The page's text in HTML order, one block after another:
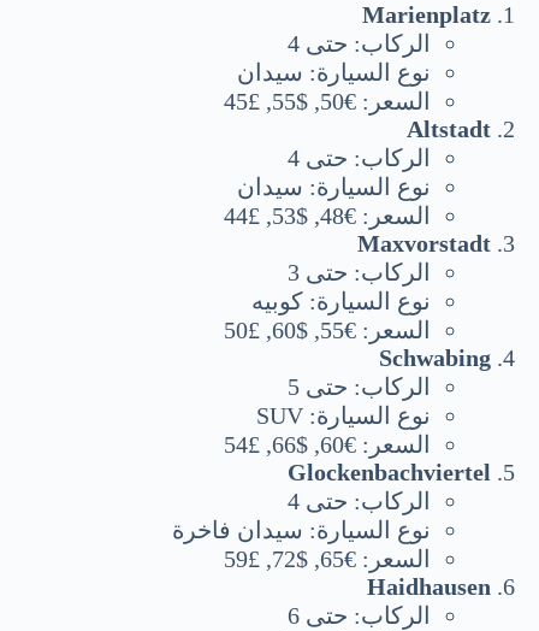
Marienplatz
الركاب: حتى 4
نوع السيارة: سيدان
السعر: €50, $55, £45
Altstadt
الركاب: حتى 4
نوع السيارة: سيدان
السعر: €48, $53, £44
Maxvorstadt
الركاب: حتى 3
نوع السيارة: كوبيه
السعر: €55, $60, £50
Schwabing
الركاب: حتى 5
نوع السيارة: SUV
السعر: €60, $66, £54
Glockenbachviertel
الركاب: حتى 4
نوع السيارة: سيدان فاخرة
السعر: €65, $72, £59
Haidhausen
الركاب: حتى 6